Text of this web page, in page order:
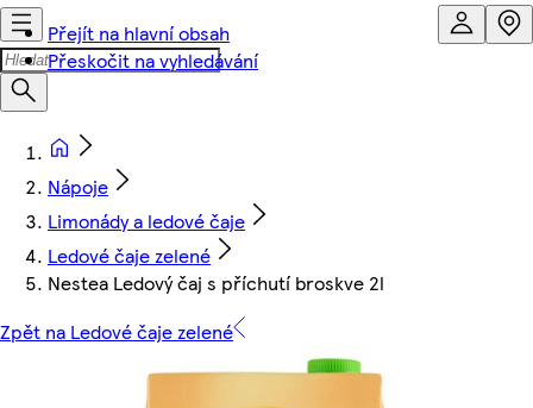
Přejít na hlavní obsah
Přeskočit na vyhledávání
Nápoje
Limonády a ledové čaje
Ledové čaje zelené
Nestea Ledový čaj s příchutí broskve 2l
Zpět na Ledové čaje zelené